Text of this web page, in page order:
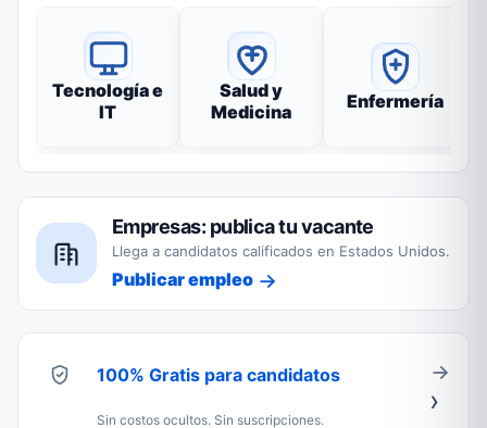
Tecnología e
IT
Salud y
Medicina
Enfermería
Empresas: publica tu vacante
Llega a candidatos calificados en Estados Unidos.
Publicar empleo
100% Gratis para candidatos
Sin costos ocultos. Sin suscripciones.